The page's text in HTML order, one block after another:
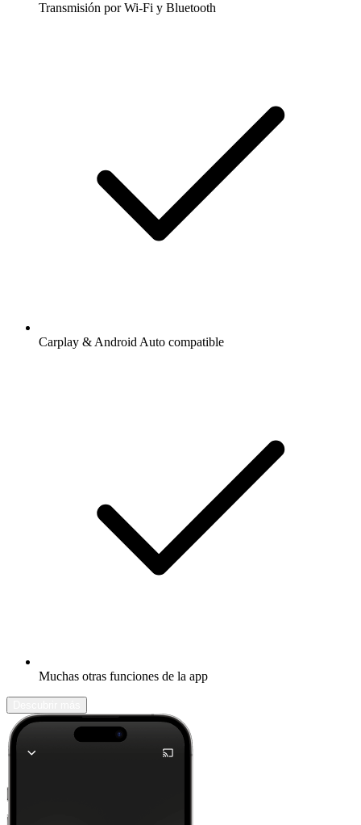
Transmisión por Wi-Fi y Bluetooth
Carplay & Android Auto compatible
Muchas otras funciones de la app